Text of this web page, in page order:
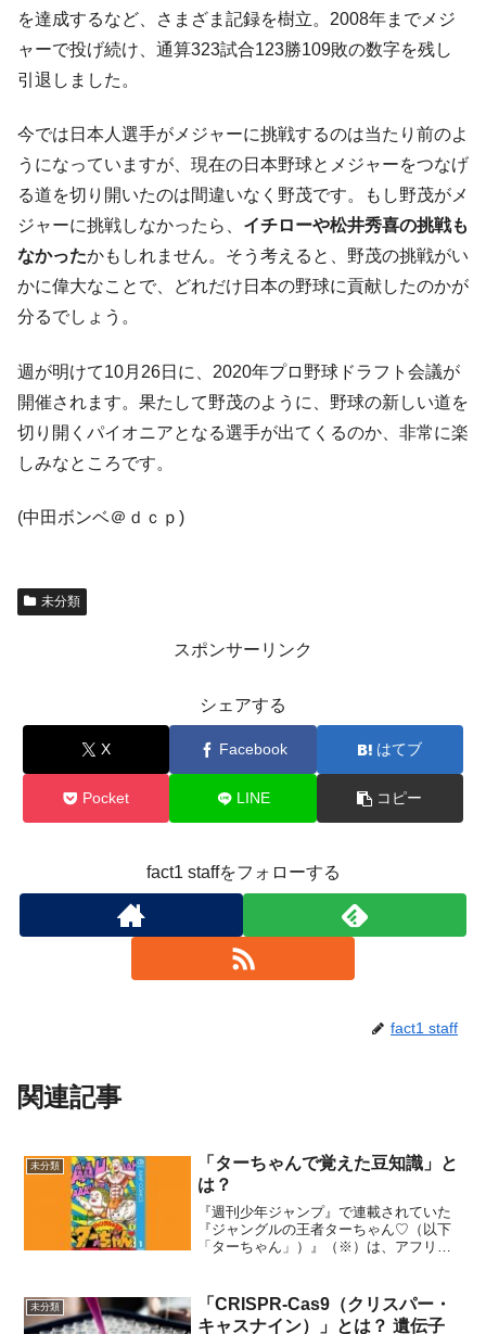
を達成するなど、さまざま記録を樹立。2008年までメジ
ャーで投げ続け、通算323試合123勝109敗の数字を残し
引退しました。
今では日本人選手がメジャーに挑戦するのは当たり前のよ
うになっていますが、現在の日本野球とメジャーをつなげ
る道を切り開いたのは間違いなく野茂です。もし野茂がメ
ジャーに挑戦しなかったら、 イチローや松井秀喜の挑戦も
なかったかもしれません。そう考えると、野茂の挑戦がい
かに偉大なことで、どれだけ日本の野球に貢献したのかが
分るでしょう。
週が明けて10月26日に、2020年プロ野球ドラフト会議が
開催されます。果たして野茂のように、野球の新しい道を
切り開くパイオニアとなる選手が出てくるのか、非常に楽
しみなところです。
(中田ボンベ＠ｄｃｐ)
未分類
スポンサーリンク
シェアする
X Facebook はてブ
Pocket LINE コピー
fact1 staffをフォローする
fact1 staff
関連記事
未分類
「ターちゃんで覚えた豆知識」と
は？
『週刊少年ジャンプ』で連載されていた
『ジャングルの王者ターちゃん♡（以下
「ターちゃん」）』（※）は、アフリカ
ャグ漫画。下ネタギャグ満載の作品でし
たが、そんな中にちょっとし...
未分類
「CRISPR-Cas9（クリスパー・
キャスナイン）」とは？ 遺伝子